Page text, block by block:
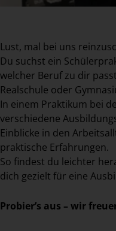
Lust, mal bei uns
Du suchst ein
welcher Beruf zu dir
Realschule oder
In einem Praktikum bei
verschiedene
Einblicke in den
praktische Erfahrungen.
So findest du leichter
dich gezielt für eine
Probier’s aus – wir